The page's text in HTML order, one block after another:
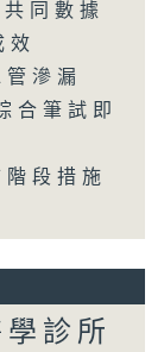
同數據
效
滲漏
合筆試即
段措施
診所